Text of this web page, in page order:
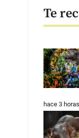
Te
hace 3 horas